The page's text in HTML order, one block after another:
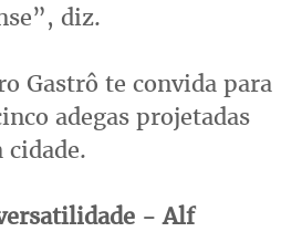
diz.
Gastrô te convida para
adegas projetadas
- Alf